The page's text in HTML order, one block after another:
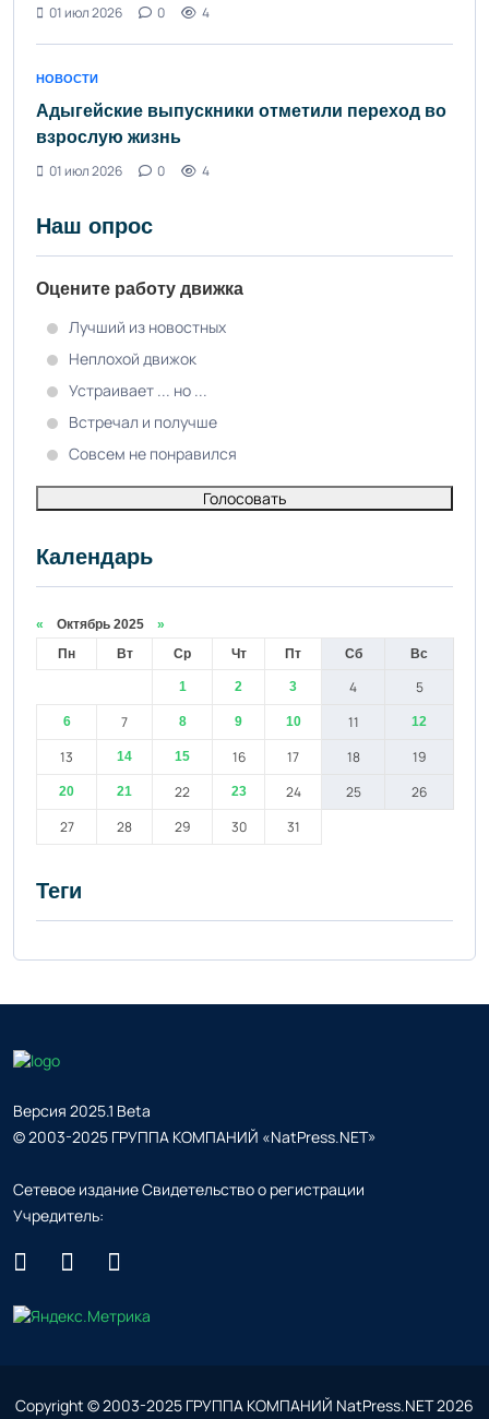
01 июл 2026
0 4
НОВОСТИ
Адыгейские выпускники отметили переход во
взрослую жизнь
01 июл 2026
0 4
Наш опрос
Оцените работу движка
Лучший из новостных
Неплохой движок
Устраивает ... но ...
Встречал и получше
Совсем не понравился
Голосовать
Календарь
« Октябрь 2025 »
Пн
Вт Ср Чт Пт Сб Вс
1 2 3 4 5
6 7 8 9 10 11 12
13 14 15 16 17 18 19
20 21 22 23 24 25
26
27
28 29 30 31
Теги
Версия 2025.1 Beta
© 2003-2025 ГРУППА КОМПАНИЙ «NatPress.NET»
Сетевое издание Свидетельство о регистрации
Учредитель:
Copyright © 2003-2025 ГРУППА КОМПАНИЙ NatPress.NET2026